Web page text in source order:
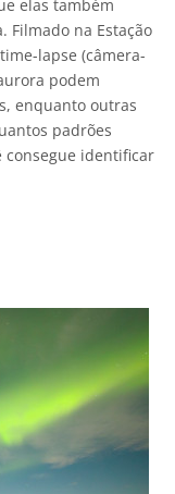
elas também
Filmado na Estação
lapse (câmera-
podem
enquanto outras
padrões
consegue identificar
Attribution 4.0